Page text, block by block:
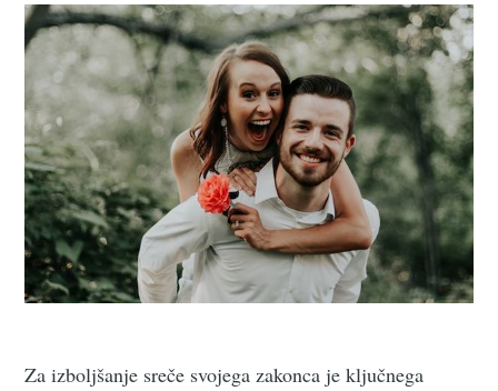
Za izboljšanje sreče svojega zakonca je ključnega